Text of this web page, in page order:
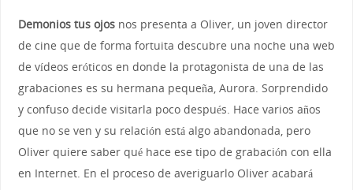
Demonios tus ojosnos presenta a Oliver, un joven director
de cine que de forma fortuita descubre una noche una web
de vídeos eróticos en donde la protagonista de una de las
grabaciones es su hermana pequeña, Aurora. Sorprendido
y confuso decide visitarla poco después. Hace varios años
que no se ven y su relación está algo abandonada, pero
Oliver quiere saber qué hace ese tipo de grabación con ella
en Internet. En el proceso de averiguarlo Oliver acabará